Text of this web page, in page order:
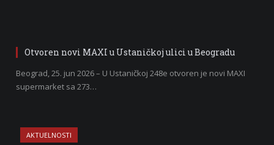
Otvoren novi MAXI u Ustaničkoj ulici u Beogradu
Beograd, 25. jun 2026 – U Ustaničkoj 248e otvoren je novi MAXI
supermarket sa 273…
AKTUELNOSTI